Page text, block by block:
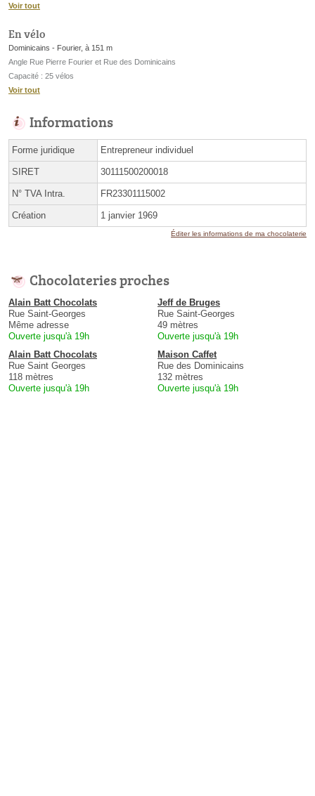
Voir tout
En vélo
Dominicains - Fourier, à 151 m
Angle Rue Pierre Fourier et Rue des Dominicains
Capacité : 25 vélos
Voir tout
Informations
Forme juridique Entrepreneur individuel
SIRET 30111500200018
N° TVA Intra. FR23301115002
Création 1 janvier 1969
Éditer les informations de ma chocolaterie
Chocolateries proches
Alain Batt Chocolats
Rue Saint-Georges
Même adresse
Ouverte jusqu'à 19h
Jeff de Bruges
Rue Saint-Georges
49 mètres
Ouverte jusqu'à 19h
Alain Batt Chocolats
Rue Saint Georges
118 mètres
Ouverte jusqu'à 19h
Maison Caffet
Rue des Dominicains
132 mètres
Ouverte jusqu'à 19h